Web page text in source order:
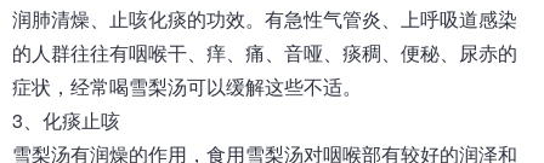
润肺清燥、止咳化痰的功效。有急性气管炎、上呼吸道感染
的人群往往有咽喉干、痒、痛、音哑、痰稠、便秘、尿赤的
症状，经常喝雪梨汤可以缓解这些不适。
3、化痰止咳
雪梨汤有润燥的作用，食用雪梨汤对咽喉部有较好的润泽和